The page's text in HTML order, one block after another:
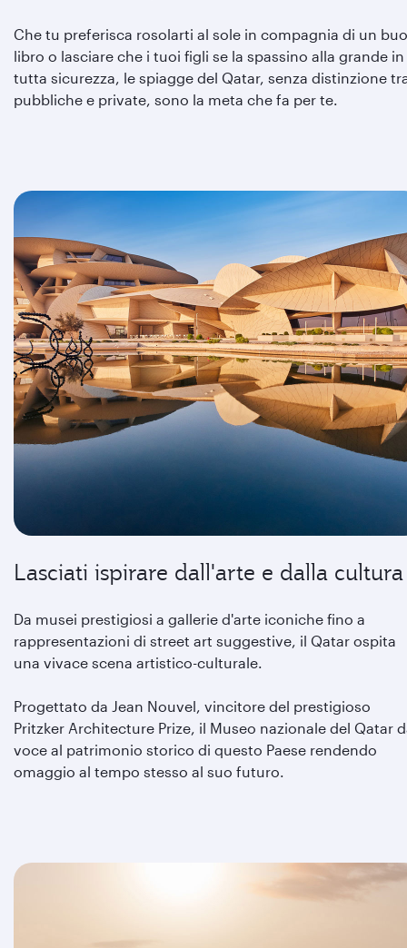
Che tu preferisca rosolarti al sole in compagnia di un
libro o lasciare che i tuoi figli se la spassino alla grande in
tutta sicurezza, le spiagge del Qatar, senza distinzione
pubbliche e private, sono la meta che fa per te.
Lasciati ispirare dall'arte e dalla cultura
Da musei prestigiosi a gallerie d'arte iconiche fino a
rappresentazioni di street art suggestive, il Qatar ospita
una vivace scena artistico-culturale.
Progettato da Jean Nouvel, vincitore del prestigioso
Pritzker Architecture Prize, il Museo nazionale del Qatar
voce al patrimonio storico di questo Paese rendendo
omaggio al tempo stesso al suo futuro.